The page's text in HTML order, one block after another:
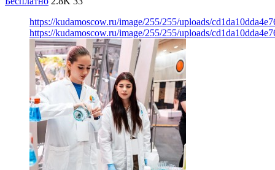
https://kudamoscow.ru/image/255/255/uploads/
https://kudamoscow.ru/image/255/255/uploads/